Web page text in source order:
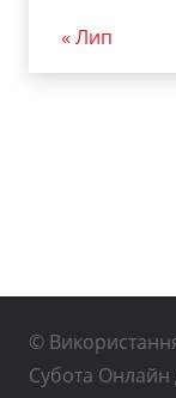
« Лип
©
Субота Онлайн